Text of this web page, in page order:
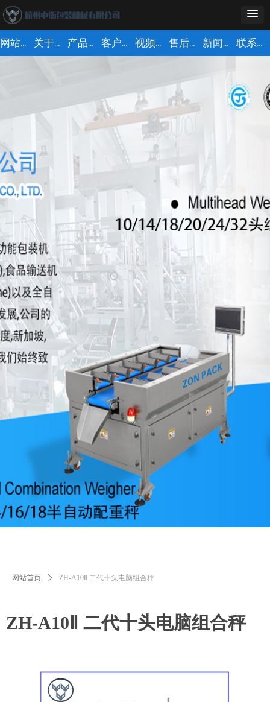
网站首页 关于中衡 产品中心 客户案例 视频中心 售后服务 新闻中心 联系我们
网站首页 ꄲ ZH-A10Ⅱ 二代十头电脑组合秤
ZH-A10Ⅱ 二代十头电脑组合秤
Control Render